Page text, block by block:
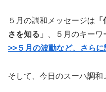
５月の調和メッセージは
さを知る」
、５月のキーワ
>>５月の波動など、さら
そして、今日のスーハ調